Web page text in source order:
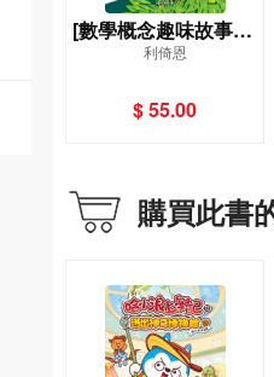
[數學概念趣味故事集]
(2)烏龍的熊貓警察
利倚恩
$ 55.00
購買此書